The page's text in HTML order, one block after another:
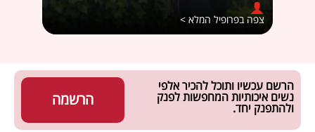
צפה בפרופיל המלא >
הרשמה
הרשם עכשיו ותוכל להכיר אלפי
נשים איכותיות המחפשות לפנק
ולהתפנק יחד.